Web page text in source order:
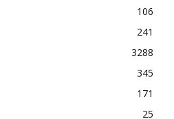
106
241
3288
345
171
25